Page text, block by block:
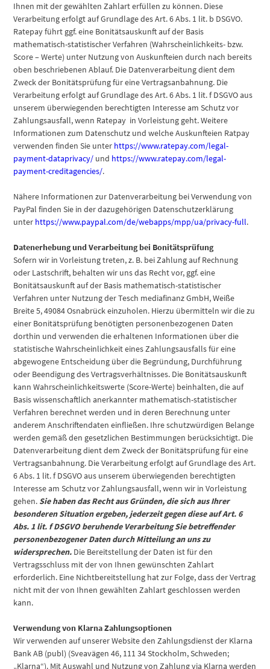
Ihnen mit der gewählten Zahlart erfüllen zu können. Diese
Verarbeitung erfolgt auf Grundlage des Art. 6 Abs. 1 lit. b DSGVO.
Ratepay führt ggf. eine Bonitätsauskunft auf der Basis
mathematisch-statistischer Verfahren (Wahrscheinlichkeits- bzw.
Score – Werte) unter Nutzung von Auskunfteien durch nach bereits
oben beschriebenen Ablauf. Die Datenverarbeitung dient dem
Zweck der Bonitätsprüfung für eine Vertragsanbahnung. Die
Verarbeitung erfolgt auf Grundlage des Art. 6 Abs. 1 lit. f DSGVO aus
unserem überwiegenden berechtigten Interesse am Schutz vor
Zahlungsausfall, wenn Ratepay in Vorleistung geht. Weitere
Informationen zum Datenschutz und welche Auskunfteien Ratpay
verwenden finden Sie unter https://www.ratepay.com/legal-
payment-dataprivacy/ und https://www.ratepay.com/legal-
payment-creditagencies/.
Nähere Informationen zur Datenverarbeitung bei Verwendung von
PayPal finden Sie in der dazugehörigen Datenschutzerklärung
unter https://www.paypal.com/de/webapps/mpp/ua/privacy-full.
Datenerhebung und Verarbeitung bei Bonitätsprüfung
Sofern wir in Vorleistung treten, z. B. bei Zahlung auf Rechnung
oder Lastschrift, behalten wir uns das Recht vor, ggf. eine
Bonitätsauskunft auf der Basis mathematisch-statistischer
Verfahren unter Nutzung der Tesch mediafinanz GmbH, Weiße
Breite 5, 49084 Osnabrück einzuholen. Hierzu übermitteln wir die zu
einer Bonitätsprüfung benötigten personenbezogenen Daten
dorthin und verwenden die erhaltenen Informationen über die
statistische Wahrscheinlichkeit eines Zahlungsausfalls für eine
abgewogene Entscheidung über die Begründung, Durchführung
oder Beendigung des Vertragsverhältnisses. Die Bonitätsauskunft
kann Wahrscheinlichkeitswerte (Score-Werte) beinhalten, die auf
Basis wissenschaftlich anerkannter mathematisch-statistischer
Verfahren berechnet werden und in deren Berechnung unter
anderem Anschriftendaten einfließen. Ihre schutzwürdigen Belange
werden gemäß den gesetzlichen Bestimmungen berücksichtigt. Die
Datenverarbeitung dient dem Zweck der Bonitätsprüfung für eine
Vertragsanbahnung. Die Verarbeitung erfolgt auf Grundlage des Art.
6 Abs. 1 lit. f DSGVO aus unserem überwiegenden berechtigten
Interesse am Schutz vor Zahlungsausfall, wenn wir in Vorleistung
gehen. Sie haben das Recht aus Gründen, die sich aus Ihrer
besonderen Situation ergeben, jederzeit gegen diese auf Art. 6
Abs. 1 lit. f DSGVO beruhende Verarbeitung Sie betreffender
personenbezogener Daten durch Mitteilung an uns zu
widersprechen. Die Bereitstellung der Daten ist für den
Vertragsschluss mit der von Ihnen gewünschten Zahlart
erforderlich. Eine Nichtbereitstellung hat zur Folge, dass der Vertrag
nicht mit der von Ihnen gewählten Zahlart geschlossen werden
kann.
Verwendung von Klarna Zahlungsoptionen
Wir verwenden auf unserer Website den Zahlungsdienst der Klarna
Bank AB (publ) (Sveavägen 46, 111 34 Stockholm, Schweden;
„Klarna“). Mit Auswahl und Nutzung von Zahlung via Klarna werden